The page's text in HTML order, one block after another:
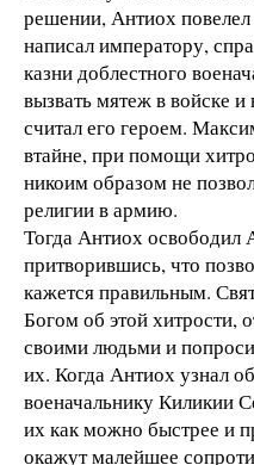
решении, Антиох
написал императору,
казни доблестного
вызвать мятеж в войске
считал его героем.
втайне, при помощи
никоим образом не
религии в армию.
Тогда Антиох освободил
притворившись, что
кажется правильным.
Богом об этой хитрости,
своими людьми и
их. Когда Антиох узнал
военачальнику Киликии
их как можно быстрее и
окажут малейшее